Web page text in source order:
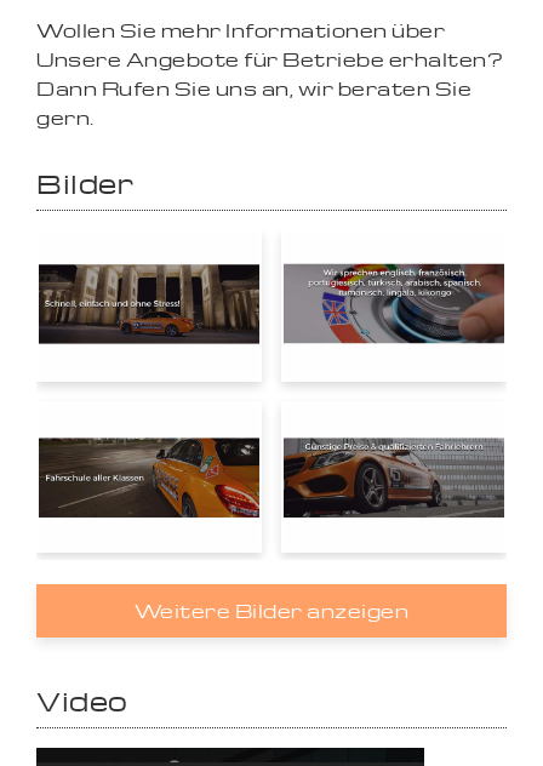
Wollen Sie mehr Informationen über
Unsere Angebote für Betriebe erhalten?
Dann Rufen Sie uns an, wir beraten Sie
gern.
Bilder
Weitere Bilder anzeigen
Video